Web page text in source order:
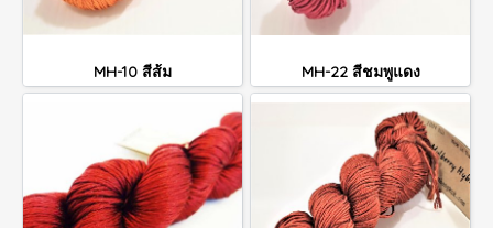
MH-10 สีส้ม MH-22 สีชมพูแดง